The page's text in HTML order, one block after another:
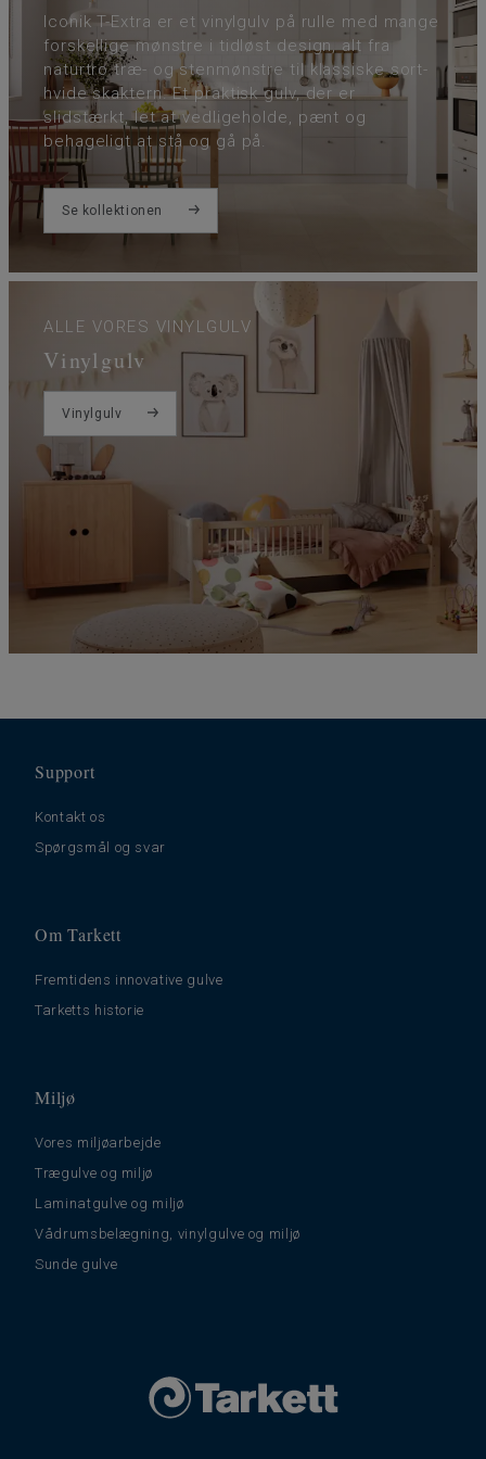
Iconik T-Extra er et vinylgulv på rulle med mange
forskellige mønstre i tidløst design, alt fra
naturtro træ- og stenmønstre til klassiske sort-
hvide skaktern. Et praktisk gulv, der er
slidstærkt, let at vedligeholde, pænt og
behageligt at stå og gå på.
Se kollektionen
ALLE VORES VINYLGULV
Vinylgulv
Vinylgulv
Support
Kontakt os
Spørgsmål og svar
Om Tarkett
Fremtidens innovative gulve
Tarketts historie
Miljø
Vores miljøarbejde
Trægulve og miljø
Laminatgulve og miljø
Vådrumsbelægning, vinylgulve og miljø
Sunde gulve